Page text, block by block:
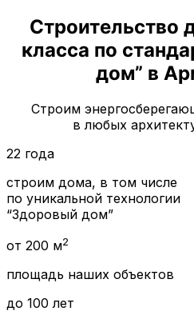
Строительство
класса по
дом” в
Строим
в любых
22 года
строим дома, в том числе
по уникальной технологии
“Здоровый дом”
от 200 м2
площадь наших объектов
до 100 лет